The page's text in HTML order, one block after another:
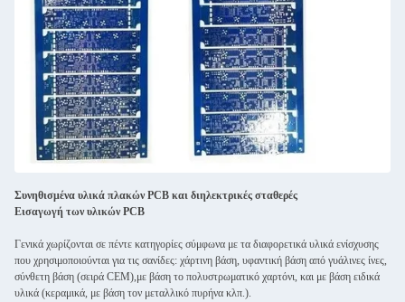
Συνηθισμένα υλικά πλακών PCB και διηλεκτρικές σταθερές
Εισαγωγή των υλικών PCB
Γενικά χωρίζονται σε πέντε κατηγορίες σύμφωνα με τα διαφορετικά υλικά ενίσχυσης
που χρησιμοποιούνται για τις σανίδες: χάρτινη βάση, υφαντική βάση από γυάλινες ίνες,
σύνθετη βάση (σειρά CEM),με βάση το πολυστρωματικό χαρτόνι, και με βάση ειδικά
υλικά (κεραμικά, με βάση τον μεταλλικό πυρήνα κλπ.).